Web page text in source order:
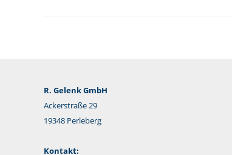
R. Gelenk GmbH
Ackerstraße 29
19348 Perleberg
Kontakt: